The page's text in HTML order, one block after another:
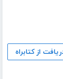
از کتابراه